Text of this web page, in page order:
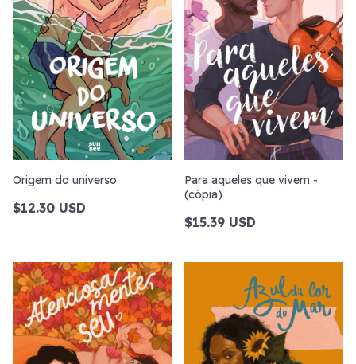
Origem do universo
$12.30 USD
Para aqueles que vivem -
(cópia)
$15.39 USD